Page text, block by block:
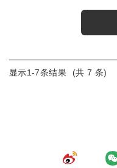
显示1-7条结果 (共 7 条)